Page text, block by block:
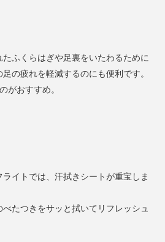
ふくらはぎや足裏をいたわるために
の疲れを軽減するのにも便利です。
がおすすめ。
イトでは、汗拭きシートが重宝しま
たつきをサッと拭いてリフレッシュ